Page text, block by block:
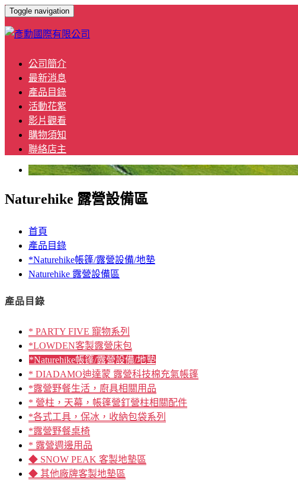
Toggle navigation
公司簡介
最新消息
產品目錄
活動花絮
影片觀看
購物須知
聯絡店主
Naturehike 露營設備區
首頁
產品目錄
*Naturehike帳篷/露營設備/地墊
Naturehike 露營設備區
產品目錄
* PARTY FIVE 寵物系列
*LOWDEN客製露營床包
*Naturehike帳篷/露營設備/地墊
* DIADAMO迪達蒙 露營科技棉充氣帳篷
*露營野餐生活，廚具相關用品
* 營柱，天幕，帳篷營釘營柱相關配件
*各式工具，保冰，收納包袋系列
*露營野餐桌椅
* 露營週邊用品
◆ SNOW PEAK 客製地墊區
◆ 其他廠牌客製地墊區